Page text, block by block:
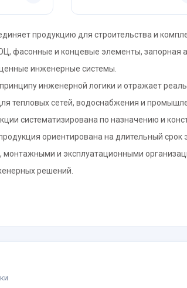
продукцию для строительства и
фасонные и концевые элементы,
инженерные системы.
инженерной логики и отражает
тепловых сетей, водоснабжения и
систематизирована по назначению и
ориентирована на длительный
и эксплуатационными
решений.